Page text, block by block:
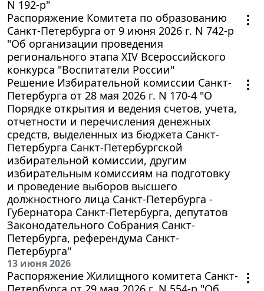
N 192-р"
Распоряжение Комитета по образованию
Санкт-Петербурга от 9 июня 2026 г. N 742-р
"Об организации проведения
регионального этапа XIV Всероссийского
конкурса "Воспитатели России"
Решение Избирательной комиссии Санкт-
Петербурга от 28 мая 2026 г. N 170-4 "О
Порядке открытия и ведения счетов, учета,
отчетности и перечисления денежных
средств, выделенных из бюджета Санкт-
Петербурга Санкт-Петербургской
избирательной комиссии, другим
избирательным комиссиям на подготовку
и проведение выборов высшего
должностного лица Санкт-Петербурга -
Губернатора Санкт-Петербурга, депутатов
Законодательного Собрания Санкт-
Петербурга, референдума Санкт-
Петербурга"
13 июня 2026
Распоряжение Жилищного комитета Санкт-